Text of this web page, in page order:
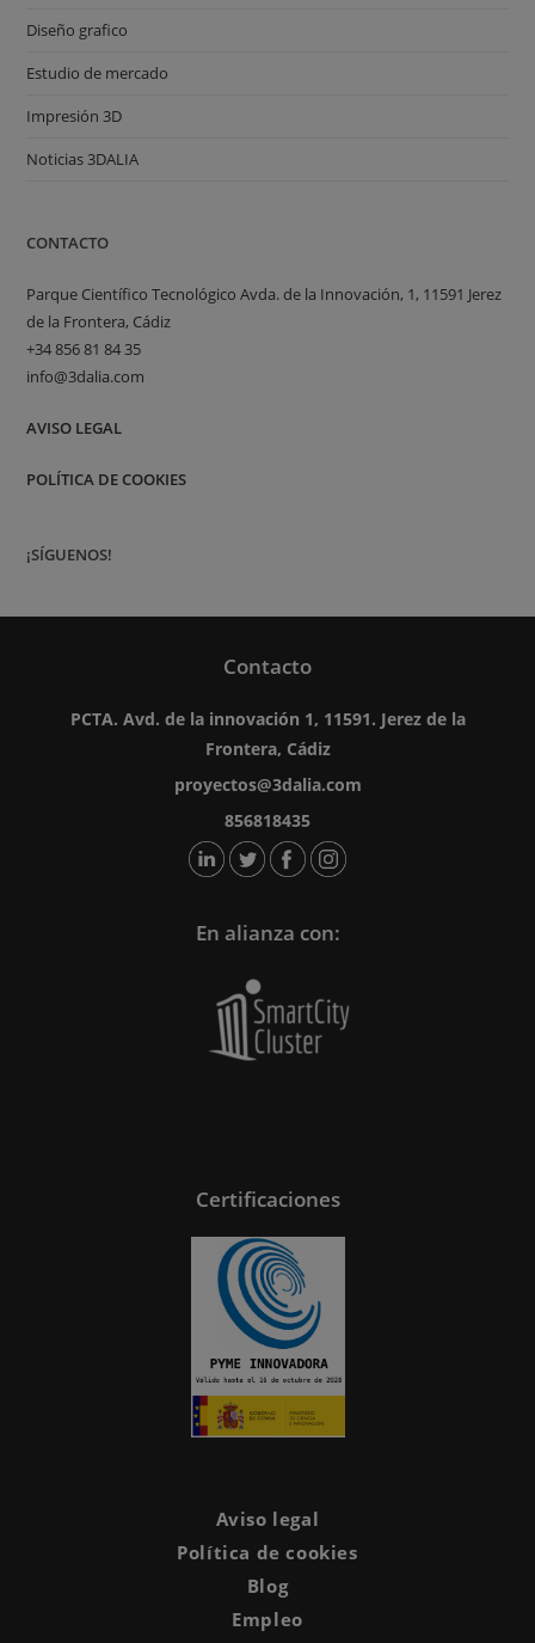
Diseño grafico
Estudio de mercado
Impresión 3D
Noticias 3DALIA
CONTACTO
Parque Científico Tecnológico Avda. de la Innovación, 1, 11591 Jerez
de la Frontera, Cádiz
+34 856 81 84 35
info@3dalia.com
AVISO LEGAL
POLÍTICA DE COOKIES
¡SÍGUENOS!
Contacto
PCTA. Avd. de la innovación 1, 11591. Jerez de la
Frontera, Cádiz
proyectos@3dalia.com
856818435
En alianza con:
Certificaciones
Aviso legal
Política de cookies
Blog
Empleo